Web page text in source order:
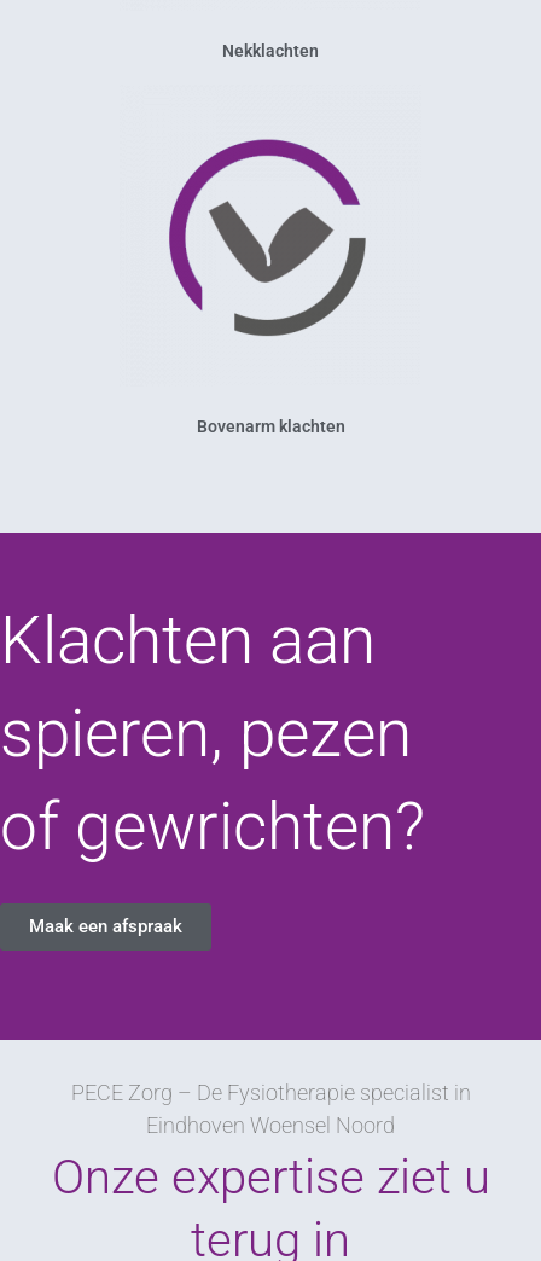
Nekklachten
Bovenarm klachten
Klachten aan
spieren, pezen
of gewrichten?
Maak een afspraak
PECE Zorg – De Fysiotherapie specialist in
Eindhoven Woensel Noord
Onze expertise ziet u
terug in